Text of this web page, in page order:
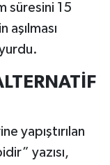
süresini 15
aşılması
yapıştırılan
yazısı,